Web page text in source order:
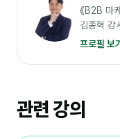
커뮤니티
문서자료실
《B2B 마
김종혁 강
프로필 보
관련 강의